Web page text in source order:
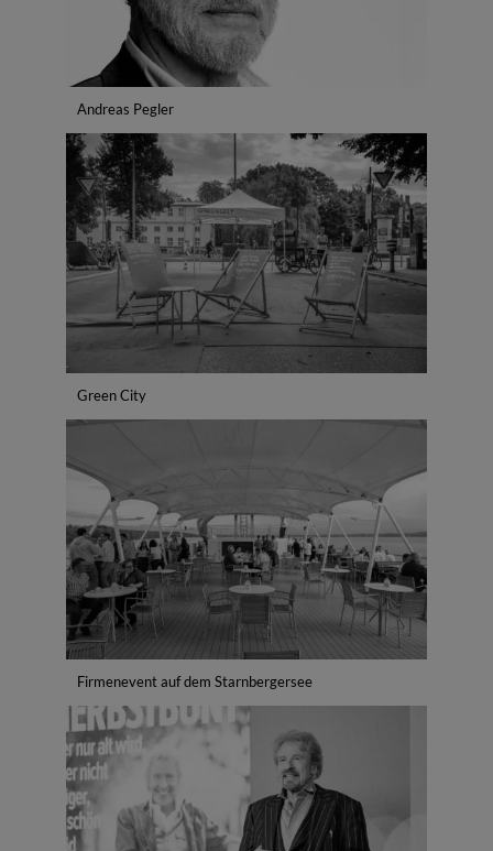
Andreas Pegler
Green City
Firmenevent auf dem Starnbergersee